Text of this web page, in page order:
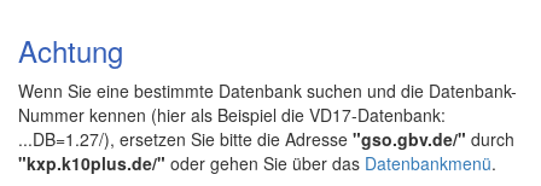
Achtung
Wenn Sie eine bestimmte Datenbank suchen und die Datenbank-
Nummer kennen (hier als Beispiel die VD17-Datenbank:
...DB=1.27/), ersetzen Sie bitte die Adresse "gso.gbv.de/" durch
"kxp.k10plus.de/" oder gehen Sie über das Datenbankmenü.